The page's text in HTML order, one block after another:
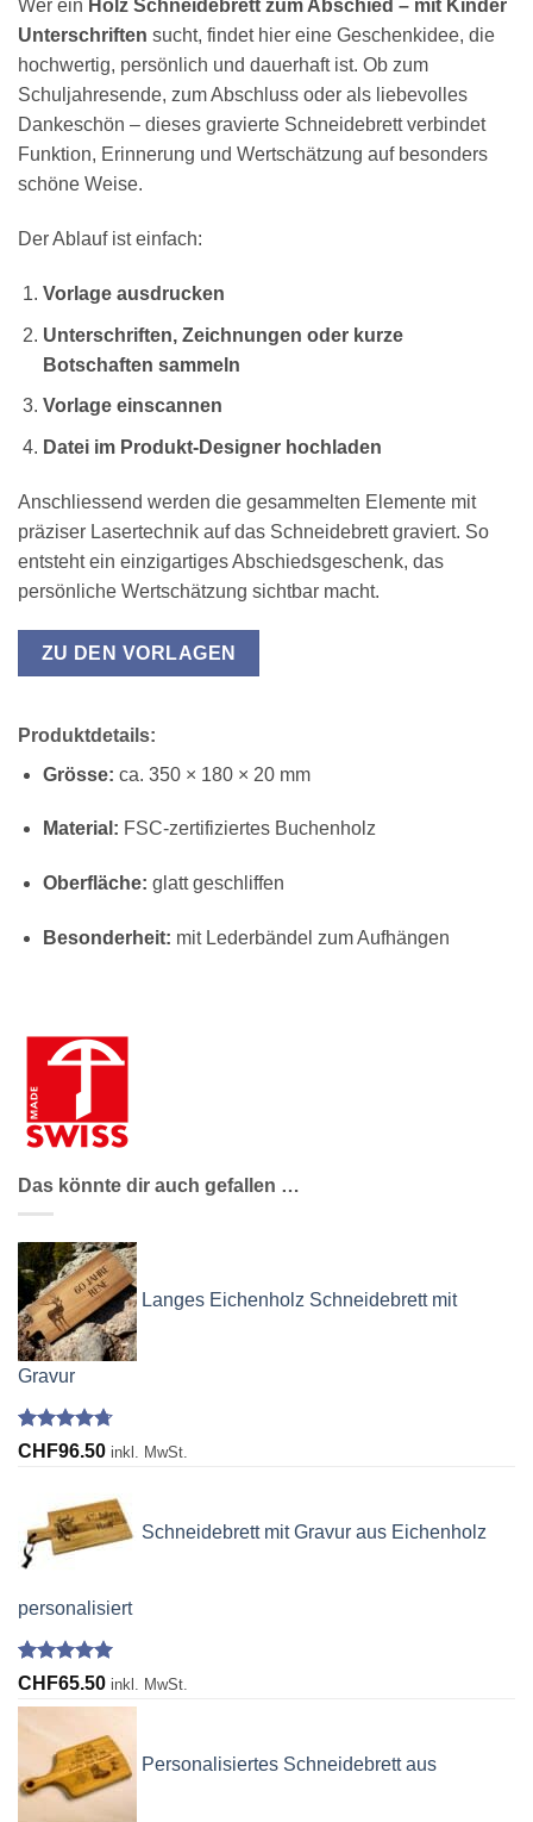
Wer ein Holz Schneidebrett zum Abschied – mit Kinder
Unterschriften sucht, findet hier eine Geschenkidee, die
hochwertig, persönlich und dauerhaft ist. Ob zum
Schuljahresende, zum Abschluss oder als liebevolles
Dankeschön – dieses gravierte Schneidebrett verbindet
Funktion, Erinnerung und Wertschätzung auf besonders
schöne Weise.
Der Ablauf ist einfach:
Vorlage ausdrucken
Unterschriften, Zeichnungen oder kurze
Botschaften sammeln
Vorlage einscannen
Datei im Produkt-Designer hochladen
Anschliessend werden die gesammelten Elemente mit
präziser Lasertechnik auf das Schneidebrett graviert. So
entsteht ein einzigartiges Abschiedsgeschenk, das
persönliche Wertschätzung sichtbar macht.
ZU DEN VORLAGEN
Produktdetails:
Grösse: ca. 350 × 180 × 20 mm
Material: FSC-zertifiziertes Buchenholz
Oberfläche: glatt geschliffen
Besonderheit: mit Lederbändel zum Aufhängen
Das könnte dir auch gefallen …
Langes Eichenholz Schneidebrett mit
Gravur
Bewertet
basierend
auf
10
Kundenbewertungen
CHF96.50 inkl. MwSt.
Schneidebrett mit Gravur aus Eichenholz
personalisiert
Bewertet
basierend
16
Kundenbewertungen
CHF65.50 inkl. MwSt.
Personalisiertes Schneidebrett aus